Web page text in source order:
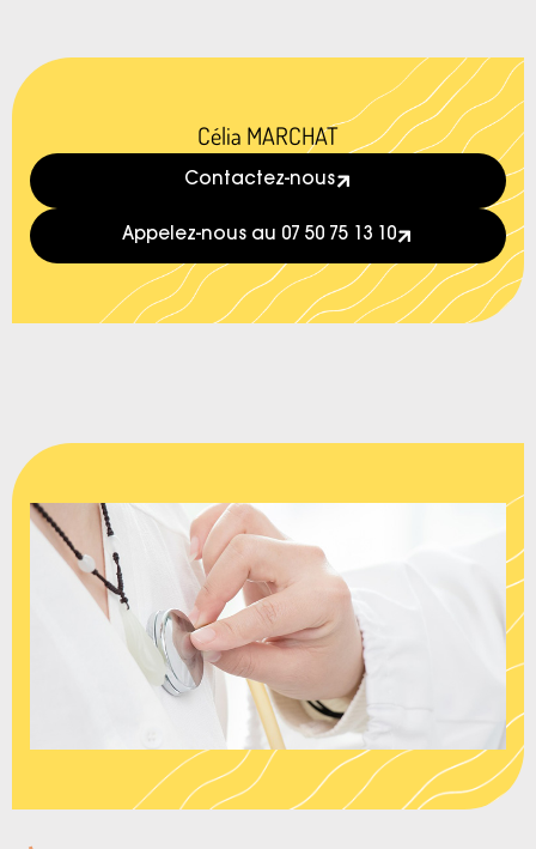
Célia MARCHAT
Contactez-nous
Appelez-nous au 07 50 75 13 10